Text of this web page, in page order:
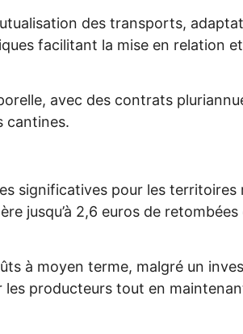
des transports,
facilitant la mise en relation
avec des contrats
cantines.
significatives pour les territoires
jusqu’à 2,6 euros de
à moyen terme, malgré un
producteurs tout en